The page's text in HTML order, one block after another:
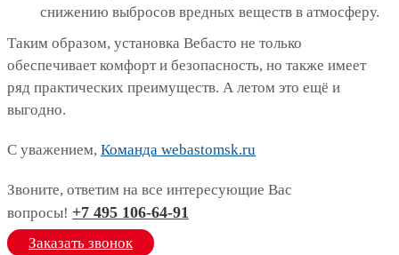
снижению выбросов вредных веществ в атмосферу.
Таким образом, установка Вебасто не только
обеспечивает комфорт и безопасность, но также имеет
ряд практических преимуществ. А летом это ещё и
выгодно.
С уважением, Команда webastomsk.ru
Звоните, ответим на все интересующие Вас
вопросы! +7 495 106-64-91
Заказать звонок